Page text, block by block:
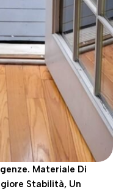
Materiale Di
Stabilità, Un